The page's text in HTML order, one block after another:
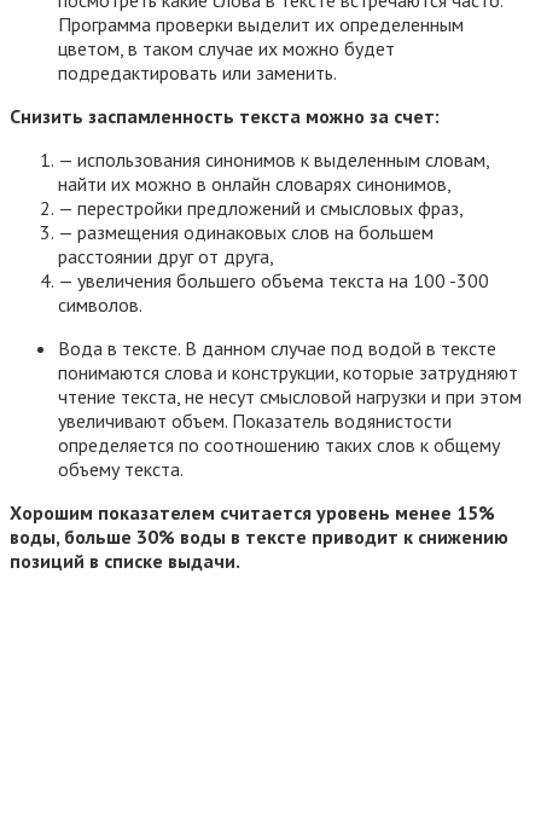
Программа проверки выделит их определенным
цветом, в таком случае их можно будет
подредактировать или заменить.
Снизить заспамленность текста можно за счет:
— использования синонимов к выделенным словам,
найти их можно в онлайн словарях синонимов,
— перестройки предложений и смысловых фраз,
— размещения одинаковых слов на большем
расстоянии друг от друга,
— увеличения большего объема текста на 100 -300
символов.
Вода в тексте. В данном случае под водой в тексте
понимаются слова и конструкции, которые затрудняют
чтение текста, не несут смысловой нагрузки и при этом
увеличивают объем. Показатель водянистости
определяется по соотношению таких слов к общему
объему текста.
Хорошим показателем считается уровень менее 15%
воды, больше 30% воды в тексте приводит к снижению
позиций в списке выдачи.